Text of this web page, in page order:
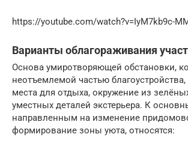
https://youtube.com/watch?v=IyM7kb9c-
Варианты облагораживания
Основа умиротворяющей обстановки,
неотъемлемой частью
места для отдыха, окружение из
уместных деталей экстерьера. К
направленным на изменение
формирование зоны уюта, относятся: